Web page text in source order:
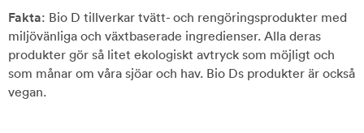
Fakta: Bio D tillverkar tvätt- och rengöringsprodukter med
miljövänliga och växtbaserade ingredienser. Alla deras
produkter gör så litet ekologiskt avtryck som möjligt och
som månar om våra sjöar och hav. Bio Ds produkter är också
vegan.